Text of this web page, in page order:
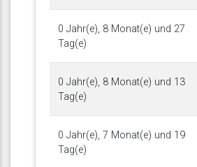
0 Jahr(e), 8 Monat(e) und 27
Tag(e)
0 Jahr(e), 8 Monat(e) und 13
Tag(e)
0 Jahr(e), 7 Monat(e) und 19
Tag(e)